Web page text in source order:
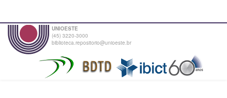
UNIOESTE
(45) 3220-3000
biblioteca.repositorio@unioeste.br